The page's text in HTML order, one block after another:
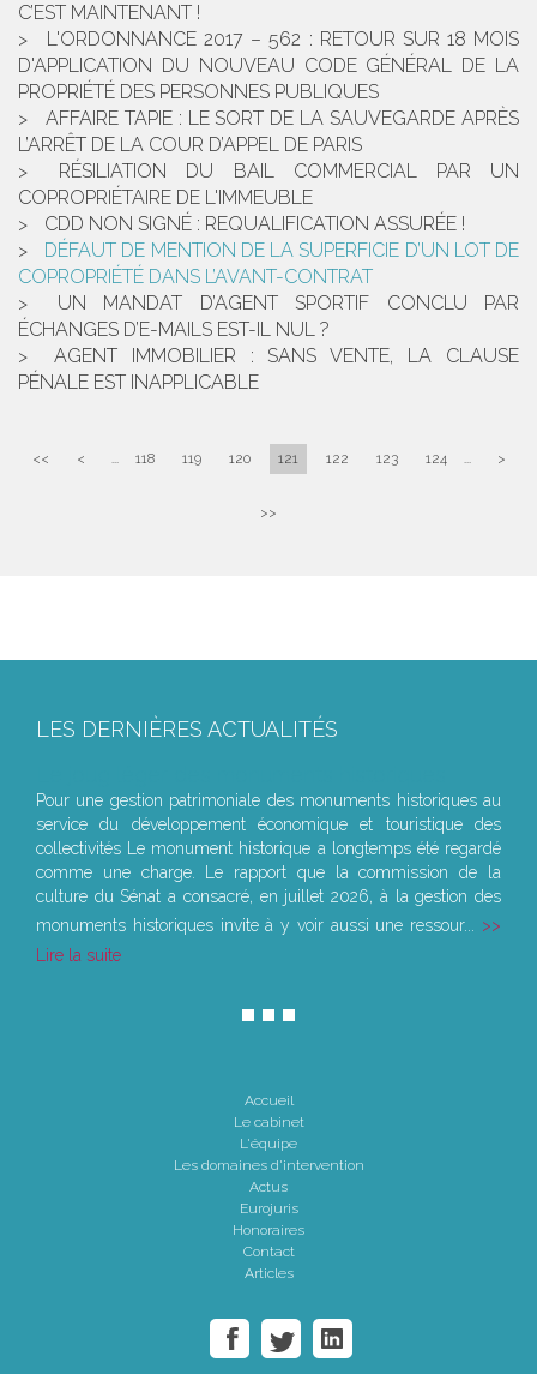
C’EST MAINTENANT !
L'ORDONNANCE 2017 – 562 : RETOUR SUR 18 MOIS
D'APPLICATION DU NOUVEAU CODE GÉNÉRAL DE LA
PROPRIÉTÉ DES PERSONNES PUBLIQUES
AFFAIRE TAPIE : LE SORT DE LA SAUVEGARDE APRÈS
L’ARRÊT DE LA COUR D’APPEL DE PARIS
RÉSILIATION DU BAIL COMMERCIAL PAR UN
COPROPRIÉTAIRE DE L'IMMEUBLE
CDD NON SIGNÉ : REQUALIFICATION ASSURÉE !
DÉFAUT DE MENTION DE LA SUPERFICIE D’UN LOT DE
COPROPRIÉTÉ DANS L’AVANT-CONTRAT
UN MANDAT D’AGENT SPORTIF CONCLU PAR
ÉCHANGES D’E-MAILS EST-IL NUL ?
AGENT IMMOBILIER : SANS VENTE, LA CLAUSE
PÉNALE EST INAPPLICABLE
<< < ... 118 119 120 121 122 123 124 ... >
>>
LES DERNIÈRES ACTUALITÉS
Pour une gestion patrimoniale des monuments historiques au
service du développement économique et touristique des
collectivités Le monument historique a longtemps été regardé
comme une charge. Le rapport que la commission de la
culture du Sénat a consacré, en juillet 2026, à la gestion des
monuments historiques invite à y voir aussi une ressour...
Lire la suite
Accueil
Le cabinet
L'équipe
Les domaines d'intervention
Actus
Eurojuris
Honoraires
Contact
Articles